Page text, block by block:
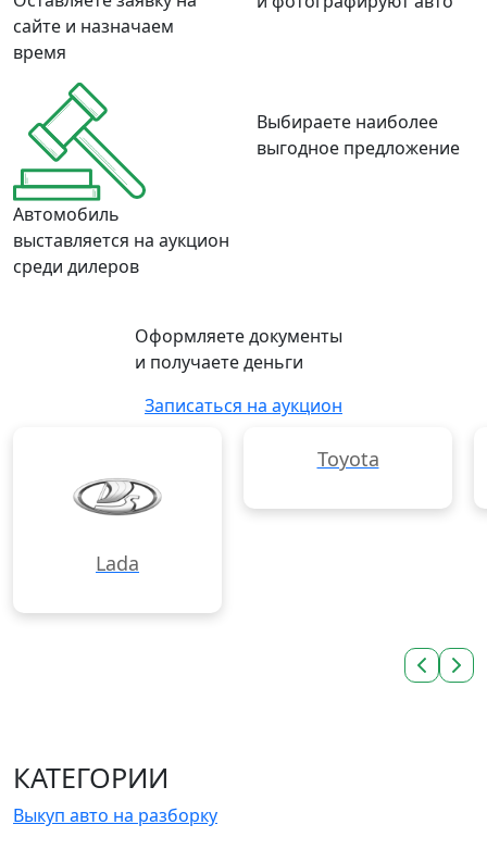
сайте и назначаем
время
Автомобиль
выставляется на аукцион
среди дилеров
Выбираете наиболее
выгодное предложение
Оформляете документы
и получаете деньги
Записаться на аукцион
Lada
Toyota
КАТЕГОРИИ
Выкуп авто на разборку